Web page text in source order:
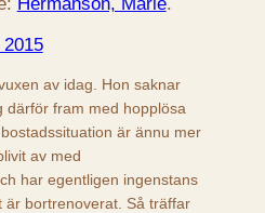
av idag. Hon saknar
därför fram med hopplösa
är ännu mer
av med
har egentligen ingenstans
är bortrenoverat. Så träffar